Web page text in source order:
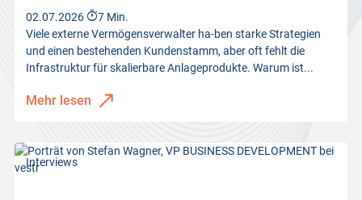
02.07.2026
7 Min.
Viele externe Vermögensverwalter ha-ben starke Strategien
und einen bestehenden Kundenstamm, aber oft fehlt die
Infrastruktur für skalierbare Anlageprodukte. Warum ist...
Mehr lesen
Interviews